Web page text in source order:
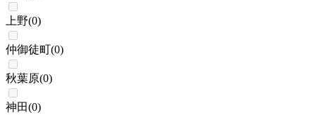
上野(0)
仲御徒町(0)
秋葉原(0)
神田(0)